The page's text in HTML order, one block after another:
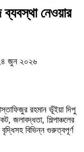
নেওয়ার
জুন ২০২৬
রহমান ভূঁইয়া দিপু
জলাবদ্ধতা, শিল্পাঞ্চলের
বৃদ্ধিসহ বিভিন্ন গুরুত্বপূর্ণ